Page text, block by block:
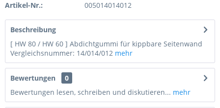
Artikel-Nr.: 005014014012
Beschreibung
[ HW 80 / HW 60 ] Abdichtgummi für kippbare Seitenwand
Vergleichsnummer: 14/014/012 mehr
Bewertungen
0
Bewertungen lesen, schreiben und diskutieren... mehr